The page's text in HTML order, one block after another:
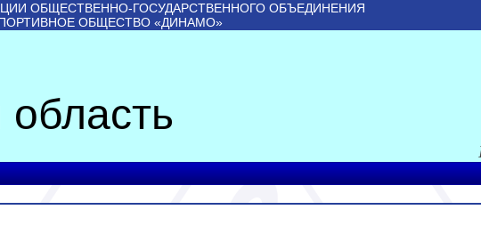
ОБЩЕСТВЕННО-ГОСУДАРСТВЕННОГО ОБЪЕДИНЕНИЯ
ОБЩЕСТВО «ДИНАМО»